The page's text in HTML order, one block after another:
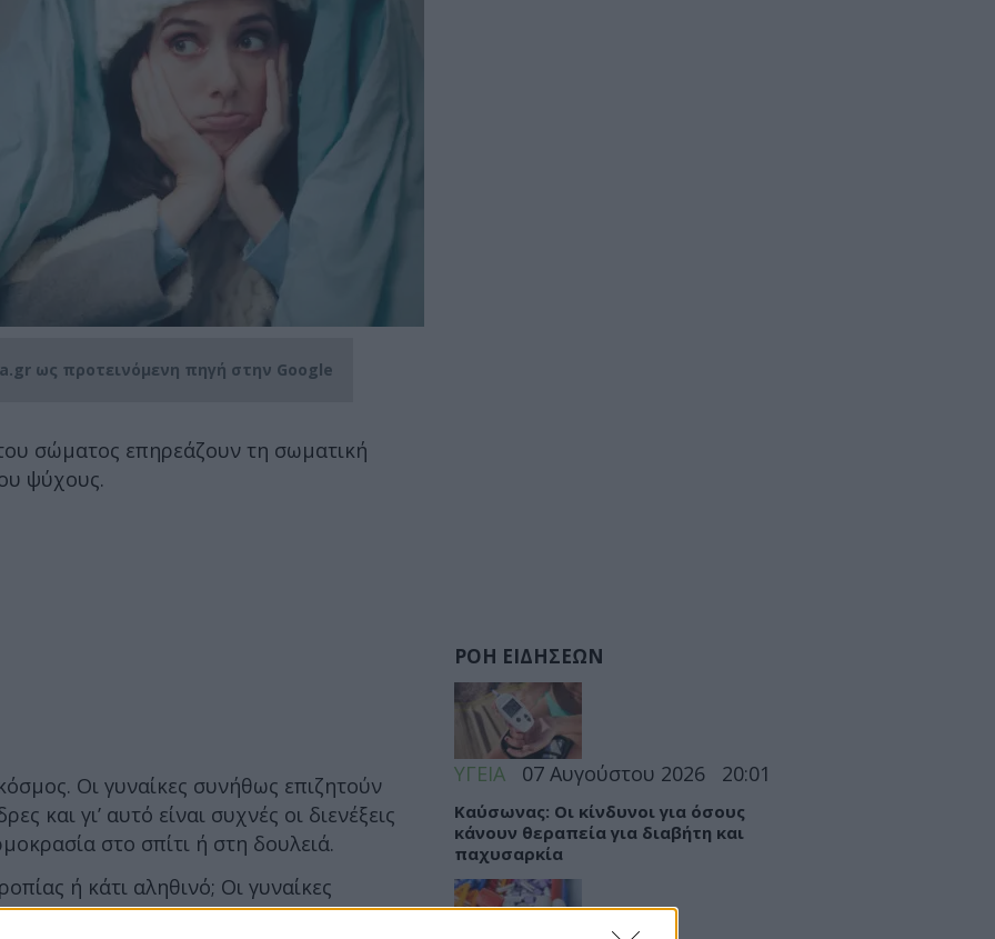
ως προτεινόμενη πηγή στην Google
σώματος επηρεάζουν τη σωματική
ψύχους.
Οι γυναίκες συνήθως επιζητούν
και γι’ αυτό είναι συχνές οι διενέξεις
στο σπίτι ή στη δουλειά.
ή κάτι αληθινό; Οι γυναίκες
ή απλώς τους αρέσει η ζέστη;
ΡΟΗ ΕΙΔΗΣΕΩΝ
ΥΓΕΙΑ 07 Αυγούστου 2026 20:01
Καύσωνας: Οι κίνδυνοι για όσους
κάνουν θεραπεία για διαβήτη και
παχυσαρκία